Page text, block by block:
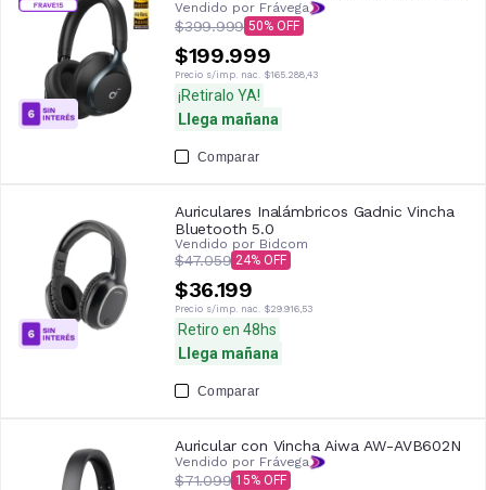
Vendido por Frávega
$399.999 50
$199.999
Precio s/imp. nac. $165.288,43
¡Retiralo YA!
Llega mañana
Comparar
Auriculares Inalámbricos Gadnic Vincha
Bluetooth 5.0
Vendido por Bidcom
$47.059 24
$36.199
Precio s/imp. nac. $29.916,53
Retiro en 48hs
Llega mañana
Comparar
Auricular con Vincha Aiwa AW-AVB602N
Vendido por Frávega
$71.099 15